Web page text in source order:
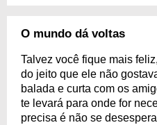
O mundo dá voltas
Talvez você fique mais
do jeito que ele não
balada e curta com os
te levará para onde for
precisa é não se